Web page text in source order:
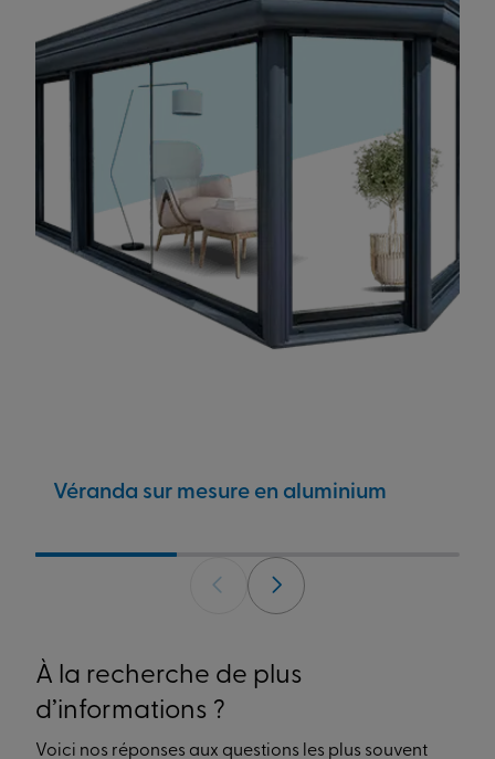
Véranda sur mesure en aluminium
À la recherche de plus
d’informations ?
Voici nos réponses aux questions les plus souvent